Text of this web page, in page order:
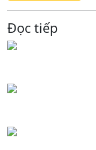
Đọc tiếp